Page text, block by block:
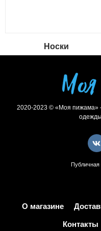
Носки
2020-2023 © «Моя пижама»
Публичная
О магазине
Контакты